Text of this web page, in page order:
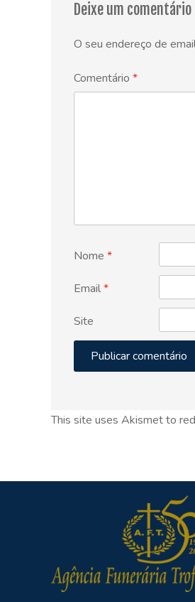
Deixe um comentário
O seu endereço de
Comentário *
Nome *
Email*
Site
This site uses Akismet to